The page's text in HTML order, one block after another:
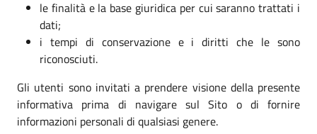
le finalità e la base giuridica per cui saranno trattati i
dati;
i tempi di conservazione e i diritti che le sono
riconosciuti.
Gli utenti sono invitati a prendere visione della presente
informativa prima di navigare sul Sito o di fornire
informazioni personali di qualsiasi genere.